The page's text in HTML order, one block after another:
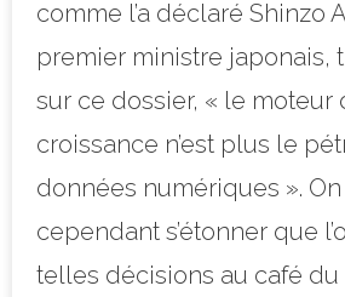
comme l’a déclaré Shinzo
premier ministre japonais,
sur ce dossier, « le moteur
croissance n’est plus le
données numériques ».
cependant s’étonner que
telles décisions au café du